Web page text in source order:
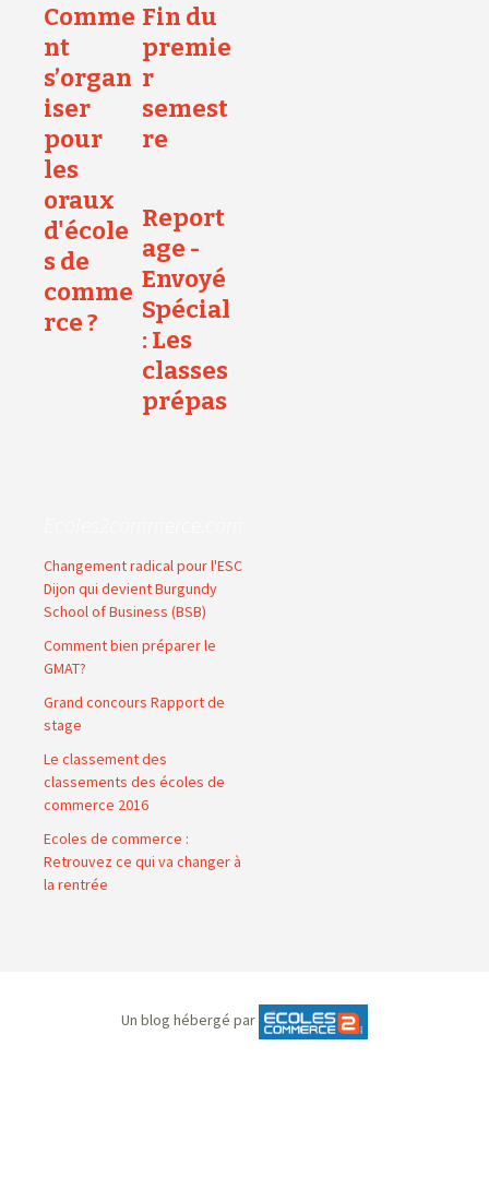
Comme
nt
s’organ
iser
pour
les
oraux
d'école
s de
comme
rce ?
Fin du
premie
r
semest
re
Report
age -
Envoyé
Spécial
: Les
classes
prépas
Changement radical pour l'ESC
Dijon qui devient Burgundy
School of Business (BSB)
Comment bien préparer le
GMAT?
Grand concours Rapport de
stage
Le classement des
classements des écoles de
commerce 2016
Ecoles de commerce :
Retrouvez ce qui va changer à
la rentrée
Un blog hébergé par